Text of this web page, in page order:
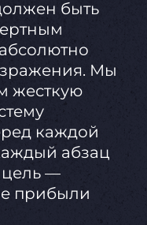
быть
Мы
жесткую
каждой
абзац
цель —
прибыли